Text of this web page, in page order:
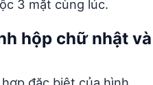
3 mặt cùng lúc.
hộp chữ nhật và